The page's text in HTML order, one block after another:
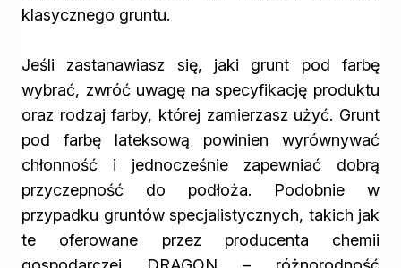
klasycznego gruntu.
Jeśli zastanawiasz się, jaki grunt pod farbę
wybrać, zwróć uwagę na specyfikację produktu
oraz rodzaj farby, której zamierzasz użyć. Grunt
pod farbę lateksową powinien wyrównywać
chłonność i jednocześnie zapewniać dobrą
przyczepność do podłoża. Podobnie w
przypadku gruntów specjalistycznych, takich jak
te oferowane przez producenta chemii